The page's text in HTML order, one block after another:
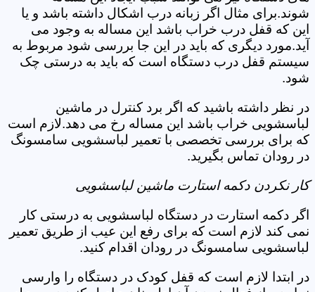
شوند.برای مثال اگر زبانه درب اشکال داشته باشد و یا
این که قفل درب خراب باشد این مساله به وجود می
آید.مورد دیگری که باید در این جا بررسی شود مربوط به
سیستم قفل درب دستگاه است که باید به درستی چک
شود.
در نظر داشته باشید که اگر برد کنترل در ماشین
لباسشویی خراب باشد این مساله رخ می دهد.لازم است
که برای بررسی تخصصی با تعمیر لباسشویی سامسونگ
در رودان تماس بگیرید.
کار نکردن دکمه استارت ماشین لباسشویی
اگر دکمه استارت در دستگاه لباسشویی به درستی کار
نمی کند لازم است که برای رفع این عیب از طریق تعمیر
لباسشویی سامسونگ در رودان اقدام کنید.
در ابتدا لازم است که قفل کودک در دستگاه را وارسی